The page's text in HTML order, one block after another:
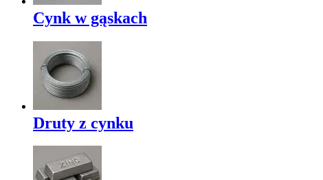
Cynk w gąskach
Druty z cynku